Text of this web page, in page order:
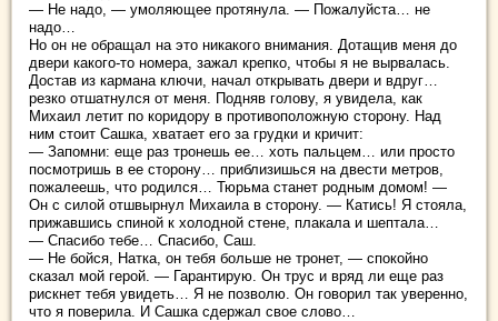
— Не надо, — умоляющее протянула. — Пожалуйста… не
надо…
Но он не обращал на это никакого внимания. Дотащив меня до
двери какого-то номера, зажал крепко, чтобы я не вырвалась.
Достав из кармана ключи, начал открывать двери и вдруг…
резко отшатнулся от меня. Подняв голову, я увидела, как
Михаил летит по коридору в противоположную сторону. Над
ним стоит Сашка, хватает его за грудки и кричит:
— Запомни: еще раз тронешь ее… хоть пальцем… или просто
посмотришь в ее сторону… приблизишься на двести метров,
пожалеешь, что родился… Тюрьма станет родным домом! —
Он с силой отшвырнул Михаила в сторону. — Катись! Я стояла,
прижавшись спиной к холодной стене, плакала и шептала…
— Спасибо тебе… Спасибо, Саш.
— Не бойся, Натка, он тебя больше не тронет, — спокойно
сказал мой герой. — Гарантирую. Он трус и вряд ли еще раз
рискнет тебя увидеть… Я не позволю. Он говорил так уверенно,
что я поверила. И Сашка сдержал свое слово…